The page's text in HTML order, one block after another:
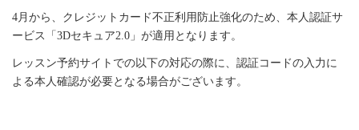
4月から、クレジットカード不正利用防止強化のため、本人認証サ
ービス「3Dセキュア2.0」が適用となります。
レッスン予約サイトでの以下の対応の際に、認証コードの入力に
よる本人確認が必要となる場合がございます。